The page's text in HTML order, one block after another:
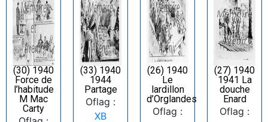
(30) 1940
Force de
l’habitude
M Mac
Carty
(33) 1940
1944
Partage
Oflag :
XB
(26) 1940
Le
lardillon
d’Orglandes
Oflag :
(27) 1940
1941 La
douche
Enard
Oflag :